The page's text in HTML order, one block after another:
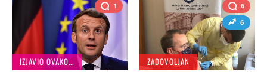
1
IZJAVIO OVAKO...
6
6
ZADOVOLJAN